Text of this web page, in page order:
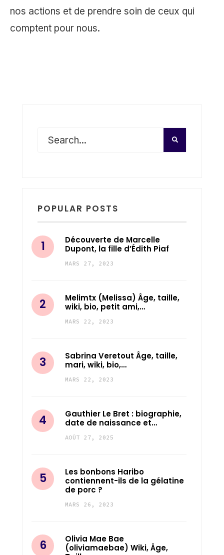
nos actions et de prendre soin de ceux qui
comptent pour nous.
POPULAR POSTS
Découverte de Marcelle
Dupont, la fille d’Édith Piaf
MARS 27, 2023
Melimtx (Melissa) Âge, taille,
wiki, bio, petit ami,…
MARS 22, 2023
Sabrina Veretout Âge, taille,
mari, wiki, bio,…
MARS 22, 2023
Gauthier Le Bret : biographie,
date de naissance et…
AOÛT 27, 2025
Les bonbons Haribo
contiennent-ils de la gélatine
de porc ?
MARS 26, 2023
Olivia Mae Bae
(oliviamaebae) Wiki, Âge,